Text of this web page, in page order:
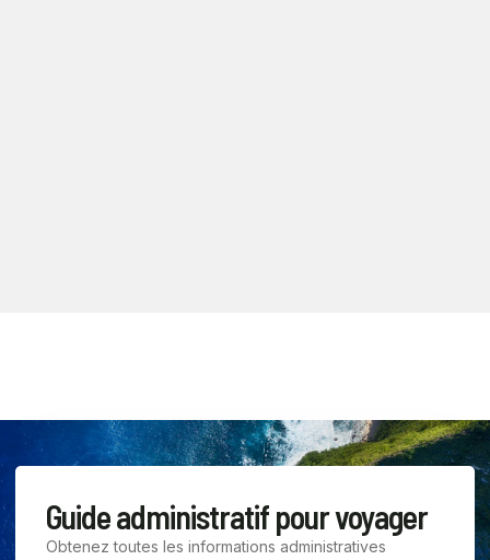
Guide administratif pour voyager
Obtenez toutes les informations administratives